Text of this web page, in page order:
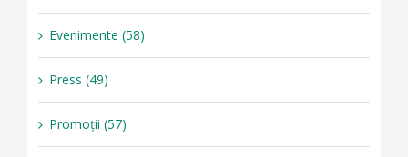
Evenimente (58)
Press (49)
Promoții (57)